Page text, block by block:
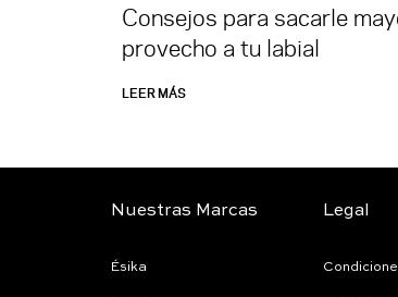
Consejos para sacarle
provecho a tu labial
LEER MÁS
Nuestras Marcas
Ésika
Legal